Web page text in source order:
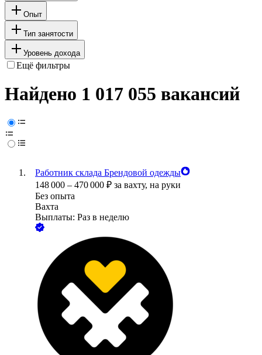
Опыт
Тип занятости
Уровень дохода
Ещё фильтры
Найдено 1 017 055 вакансий
Работник склада Брендовой одежды
148 000 – 470 000 ₽ за вахту, на руки
Без опыта
Вахта
Выплаты: Раз в неделю